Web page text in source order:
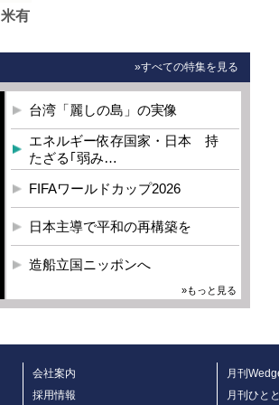
有
»すべての特集を見る
台湾「麗しの島」の実像
エネルギー依存国家・日本 持
たざる｢弱み…
FIFAワールドカップ2026
日本主導で平和の再構築を
造船立国ニッポンへ
»もっと見る
会社案内
採用情報
月刊
月刊ひと